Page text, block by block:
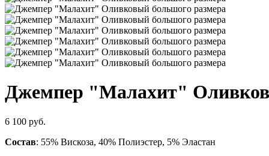
Джемпер "Малахит"
6 100 руб.
Состав: 55% Вискоза, 40% Полиэстер, 5% Эластан